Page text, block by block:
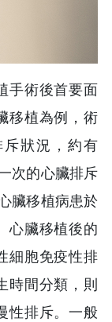
手術後首要面
移植為例，術
狀況，約有
次的心臟排斥
臟移植病患於
心臟移植後的
細胞免疫性排
時間分類，則
性排斥。一般